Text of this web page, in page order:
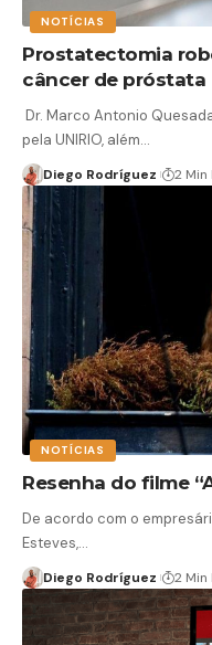
NOTÍCIAS
Prostatectomia
câncer de próstata
Dr. Marco Antonio
pela UNIRIO, além…
Diego Rodríguez 2 Min
NOTÍCIAS
Resenha do filme
De acordo com o
Esteves,…
Diego Rodríguez 2 Min